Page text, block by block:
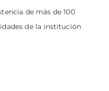
de más de 100
de la institución